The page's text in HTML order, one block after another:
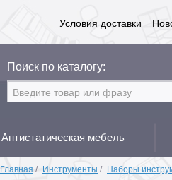
Условия доставки
Поиск по каталогу:
Антистатическая мебель
Главная / Инструменты / Наборы